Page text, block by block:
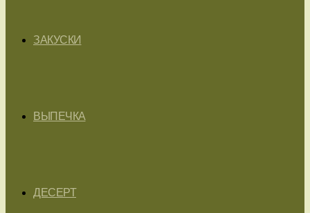
ЗАКУСКИ
ВЫПЕЧКА
ДЕСЕРТ